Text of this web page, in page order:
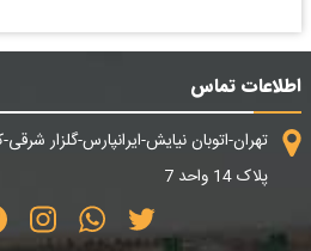
اطلاعات تماس
تهران-اتوبان نیایش-ایرانپارس-گلزار
پلاک 14 واحد 7